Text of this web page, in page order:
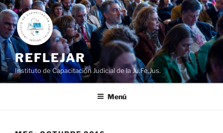
Ir
al
contenido
REFLEJAR
Instituto de Capacitación Judicial de la Ju.Fe.Jus.
Menú